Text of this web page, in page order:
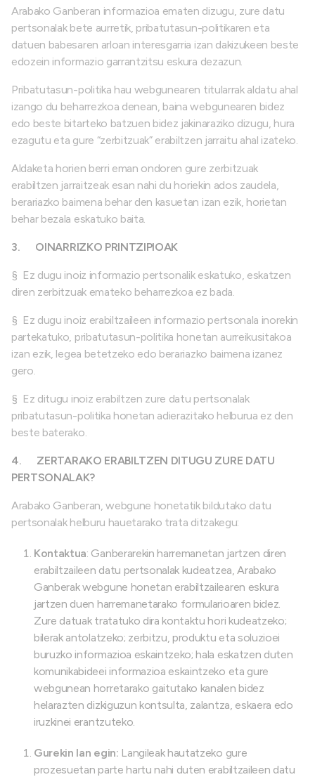
Arabako Ganberan informazioa ematen dizugu, zure datu
pertsonalak bete aurretik, pribatutasun-politikaren eta
datuen babesaren arloan interesgarria izan dakizukeen beste
edozein informazio garrantzitsu eskura dezazun.
Pribatutasun-politika hau webgunearen titularrak aldatu ahal
izango du beharrezkoa denean, baina webgunearen bidez
edo beste bitarteko batzuen bidez jakinaraziko dizugu, hura
ezagutu eta gure “zerbitzuak” erabiltzen jarraitu ahal izateko.
Aldaketa horien berri eman ondoren gure zerbitzuak
erabiltzen jarraitzeak esan nahi du horiekin ados zaudela,
berariazko baimena behar den kasuetan izan ezik, horietan
behar bezala eskatuko baita.
3. OINARRIZKO PRINTZIPIOAK
§ Ez dugu inoiz informazio pertsonalik eskatuko, eskatzen
diren zerbitzuak emateko beharrezkoa ez bada.
§ Ez dugu inoiz erabiltzaileen informazio pertsonala inorekin
partekatuko, pribatutasun-politika honetan aurreikusitakoa
izan ezik, legea betetzeko edo berariazko baimena izanez
gero.
§ Ez ditugu inoiz erabiltzen zure datu pertsonalak
pribatutasun-politika honetan adierazitako helburua ez den
beste baterako.
4. ZERTARAKO ERABILTZEN DITUGU ZURE DATU
PERTSONALAK?
Arabako Ganberan, webgune honetatik bildutako datu
pertsonalak helburu hauetarako trata ditzakegu:
Kontaktua: Ganberarekin harremanetan jartzen diren
erabiltzaileen datu pertsonalak kudeatzea, Arabako
Ganberak webgune honetan erabiltzailearen eskura
jartzen duen harremanetarako formularioaren bidez.
Zure datuak tratatuko dira kontaktu hori kudeatzeko;
bilerak antolatzeko; zerbitzu, produktu eta soluzioei
buruzko informazioa eskaintzeko; hala eskatzen duten
komunikabideei informazioa eskaintzeko eta gure
webgunean horretarako gaitutako kanalen bidez
helarazten dizkiguzun kontsulta, zalantza, eskaera edo
iruzkinei erantzuteko.
Gurekin lan egin: Langileak hautatzeko gure
prozesuetan parte hartu nahi duten erabiltzaileen datu